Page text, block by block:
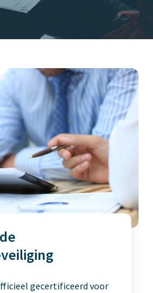
gecertificeerd voor